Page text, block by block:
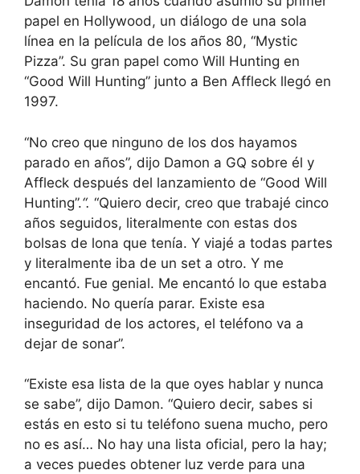
papel en Hollywood, un diálogo de una sola
línea en la película de los años 80, “Mystic
Pizza”. Su gran papel como Will Hunting en
“Good Will Hunting” junto a Ben Affleck llegó en
1997.
“No creo que ninguno de los dos hayamos
parado en años”, dijo Damon a GQ sobre él y
Affleck después del lanzamiento de “Good Will
Hunting”.“. “Quiero decir, creo que trabajé cinco
años seguidos, literalmente con estas dos
bolsas de lona que tenía. Y viajé a todas partes
y literalmente iba de un set a otro. Y me
encantó. Fue genial. Me encantó lo que estaba
haciendo. No quería parar. Existe esa
inseguridad de los actores, el teléfono va a
dejar de sonar”.
“Existe esa lista de la que oyes hablar y nunca
se sabe”, dijo Damon. “Quiero decir, sabes si
estás en esto si tu teléfono suena mucho, pero
no es así… No hay una lista oficial, pero la hay;
a veces puedes obtener luz verde para una